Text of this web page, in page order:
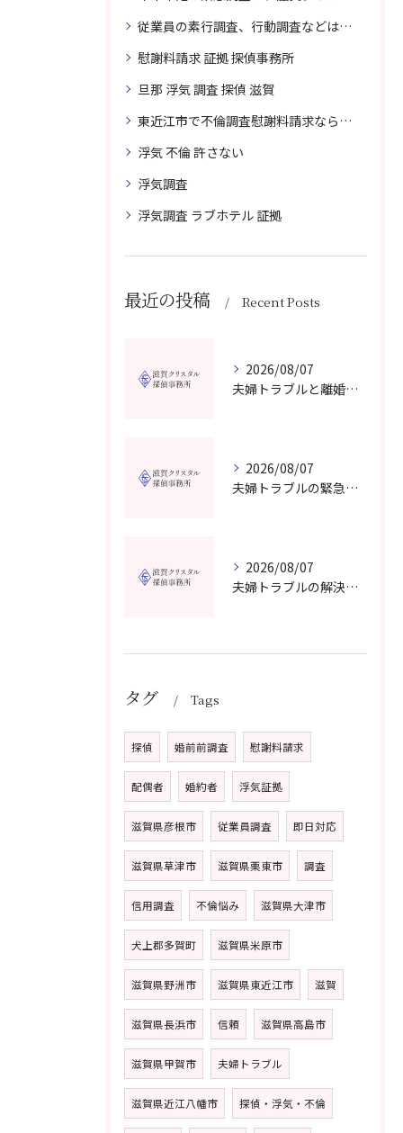
従業員の素行調査、行動調査などは、滋賀クリスタル探偵事務所へまずは、ご相談
慰謝料請求 証拠 探偵事務所
旦那 浮気 調査 探偵 滋賀
東近江市で不倫調査慰謝料請求なら滋賀クリスタル探偵事務所へご相談
浮気 不倫 許さない
浮気調査
浮気調査 ラブホテル 証拠
最近の投稿 Recent Posts
2026/08/07
夫婦トラブルと離婚相談を滋賀県野洲市で費用や無料窓口の選び方まで詳しく解説
2026/08/07
夫婦トラブルの緊急相談を滋賀県甲賀市で今すぐ受けるための信頼できる窓口選びガイド
2026/08/07
夫婦トラブルの解決に役立つカウンセリングと滋賀県近江八幡市で相談先を選ぶコツ
タグ Tags
探偵 婚前前調査 慰謝料請求
配偶者 婚約者 浮気証拠
滋賀県彦根市 従業員調査 即日対応
滋賀県草津市 滋賀県栗東市 調査
信用調査 不倫悩み 滋賀県大津市
犬上郡多賀町 滋賀県米原市
滋賀県野洲市 滋賀県東近江市 滋賀
滋賀県長浜市 信頼 滋賀県高島市
滋賀県甲賀市 夫婦トラブル
滋賀県近江八幡市 探偵・浮気・不倫